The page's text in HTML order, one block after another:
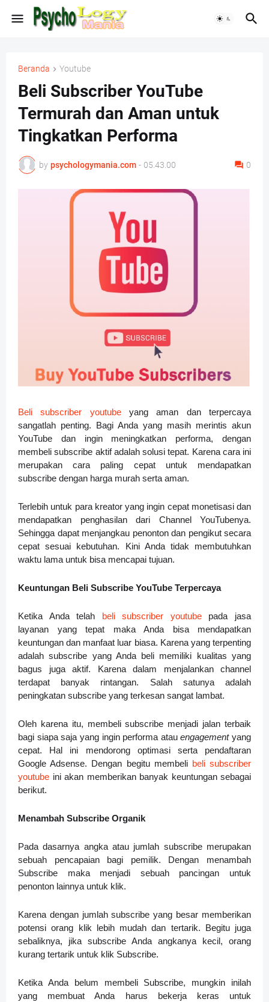
Beranda Youtube
Beli Subscriber YouTube
Termurah dan Aman untuk
Tingkatkan Performa
by psychologymania.com - 05.43.00 0
Beli subscriber youtubeyang aman dan terpercaya
sangatlah penting. Bagi Anda yang masih merintis akun
YouTube dan ingin meningkatkan performa, dengan
membeli subscribe aktif adalah solusi tepat. Karena cara ini
merupakan cara paling cepat untuk mendapatkan
subscribe dengan harga murah serta aman.
Terlebih untuk para kreator yang ingin cepat monetisasi dan
mendapatkan penghasilan dari Channel YouTubenya.
Sehingga dapat menjangkau penonton dan pengikut secara
cepat sesuai kebutuhan. Kini Anda tidak membutuhkan
waktu lama untuk bisa mencapai tujuan.
Keuntungan Beli Subscribe YouTube Terpercaya
Ketika Anda telah beli subscriber youtubepada jasa
layanan yang tepat maka Anda bisa mendapatkan
keuntungan dan manfaat luar biasa. Karena yang terpenting
adalah subscribe yang Anda beli memiliki kualitas yang
bagus juga aktif. Karena dalam menjalankan channel
terdapat banyak rintangan. Salah satunya adalah
peningkatan subscribe yang terkesan sangat lambat.
Oleh karena itu, membeli subscribe menjadi jalan terbaik
bagi siapa saja yang ingin performa atauengagement yang
cepat. Hal ini mendorong optimasi serta pendaftaran
Google Adsense. Dengan begitu membeli beli subscriber
youtube ini akan memberikan banyak keuntungan sebagai
berikut.
Menambah Subscribe Organik
Pada dasarnya angka atau jumlah subscribe merupakan
sebuah pencapaian bagi pemilik. Dengan menambah
Subscribe maka menjadi sebuah pancingan untuk
penonton lainnya untuk klik.
Karena dengan jumlah subscribe yang besar memberikan
potensi orang klik lebih mudah dan tertarik. Begitu juga
sebaliknya, jika subscribe Anda angkanya kecil, orang
kurang tertarik untuk klik Subscribe.
Ketika Anda belum membeli Subscribe, mungkin inilah
yang membuat Anda harus bekerja keras untuk